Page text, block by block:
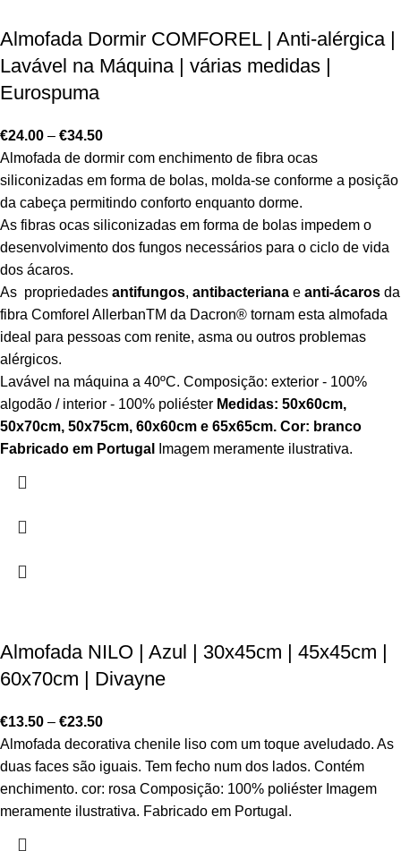
Almofada Dormir COMFOREL | Anti-alérgica |
Lavável na Máquina | várias medidas |
Eurospuma
€24.00 – €34.50
Almofada de dormir com enchimento de fibra ocas
siliconizadas em forma de bolas, molda-se conforme a posição
da cabeça permitindo conforto enquanto dorme.
As fibras ocas siliconizadas em forma de bolas impedem o
desenvolvimento dos fungos necessários para o ciclo de vida
dos ácaros.
As propriedades antifungos, antibacteriana e anti-ácaros da
fibra Comforel AllerbanTM da Dacron® tornam esta almofada
ideal para pessoas com renite, asma ou outros problemas
alérgicos.
Lavável na máquina a 40ºC. Composição: exterior - 100%
algodão / interior - 100% poliéster Medidas: 50x60cm,
50x70cm, 50x75cm, 60x60cm e 65x65cm. Cor: branco
Fabricado em Portugal
Imagem meramente ilustrativa.
Almofada NILO | Azul | 30x45cm | 45x45cm |
60x70cm | Divayne
€13.50 – €23.50
Almofada decorativa chenile liso com um toque aveludado. As
duas faces são iguais. Tem fecho num dos lados. Contém
enchimento. cor: rosa Composição: 100% poliéster Imagem
meramente ilustrativa. Fabricado em Portugal.